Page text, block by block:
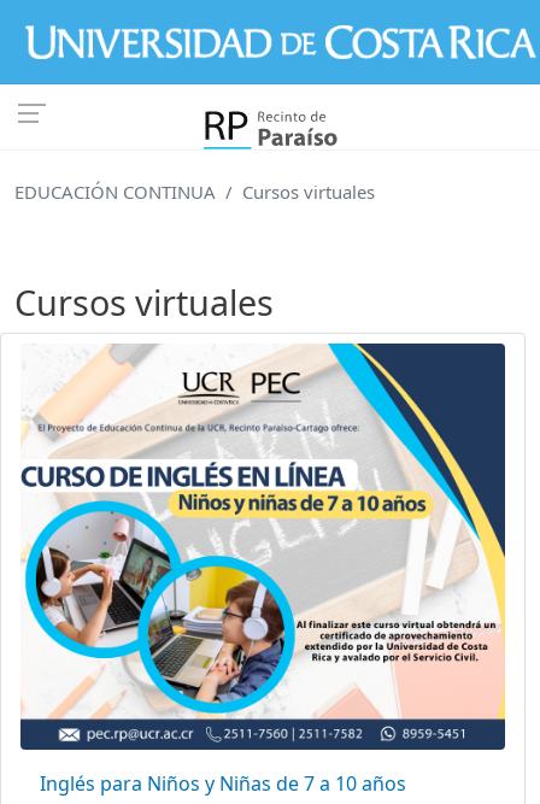
EDUCACIÓN CONTINUA Cursos virtuales
Cursos virtuales
Inglés para Niños y Niñas de 7 a 10 años